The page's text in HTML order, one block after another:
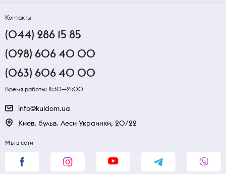
Контакты
(044) 286 15 85
(098) 606 40 00
(063) 606 40 00
Время работы: 8:30—21:00
info@kuldom.ua
Киев, бульв. Леси Украинки, 20/22
Мы в сети